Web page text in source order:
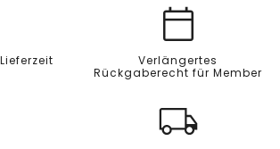
Verlängertes
Rückgaberecht für Member